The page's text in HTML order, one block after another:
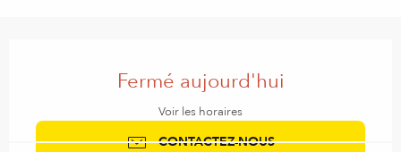
Fermé aujourd'hui
Voir les horaires
CONTACTEZ-NOUS